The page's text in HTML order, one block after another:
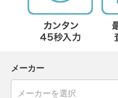
メーカー